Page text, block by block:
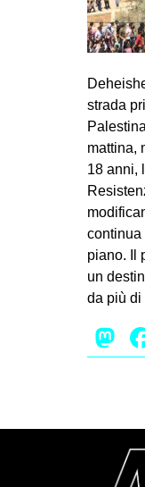
strada
mattina,
18 anni,
continua
piano. Il
un
da più